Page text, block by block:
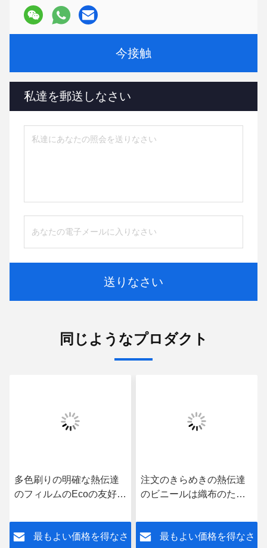
今接触
私達を郵送しなさい
送りなさい
同じようなプロダクト
多色刷りの明確な熱伝達
のフィルムのEcoの友好的
ィルム
最もよい価格を得なさ
注文のきらめきの熱伝達
のビニールは織布のため
最もよい価格を得なさ